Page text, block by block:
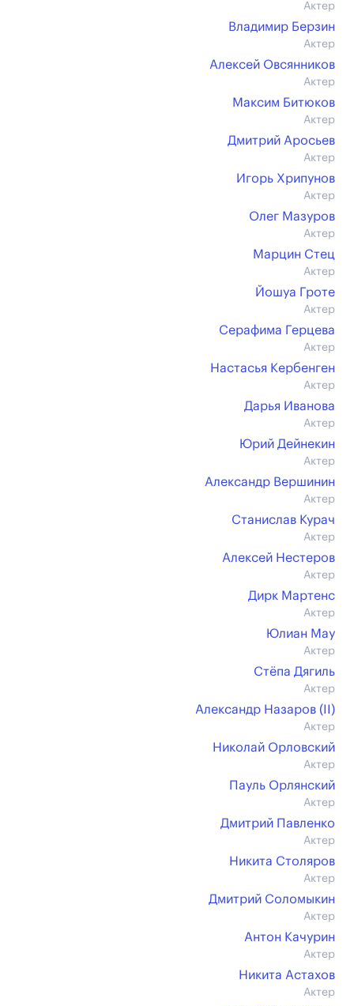
Актер
Владимир Берзин
Актер
Алексей Овсянников
Актер
Максим Битюков
Актер
Дмитрий Аросьев
Актер
Игорь Хрипунов
Актер
Олег Мазуров
Актер
Марцин Стец
Актер
Йошуа Гроте
Актер
Серафима Герцева
Актер
Настасья Кербенген
Актер
Дарья Иванова
Актер
Юрий Дейнекин
Актер
Александр Вершинин
Актер
Станислав Курач
Актер
Алексей Нестеров
Актер
Дирк Мартенс
Актер
Юлиан Мау
Актер
Стёпа Дягиль
Актер
Александр Назаров (II)
Актер
Николай Орловский
Актер
Пауль Орлянский
Актер
Дмитрий Павленко
Актер
Никита Столяров
Актер
Дмитрий Соломыкин
Актер
Антон Качурин
Актер
Никита Астахов
Актер